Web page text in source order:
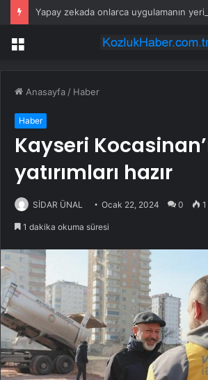
Menü
Anasayfa / Haber
Haber
Kayseri
yatırımları hazır
SİDAR ÜNAL Ocak 22, 2024 0 1
1 dakika okuma süresi